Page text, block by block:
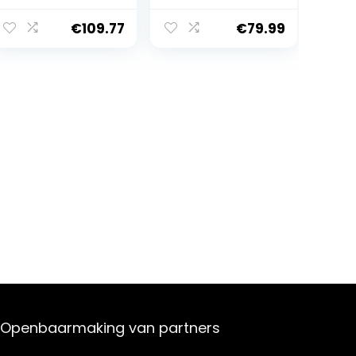
in hoogte
€109.77
stabiel, One€79.99
Openbaarmaking van partners